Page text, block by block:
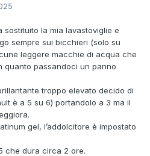
sostituito la mia lavastoviglie e
sempre sui bicchieri (solo su
leggere macchie di acqua che
passandoci un panno
troppo elevato decido di
è a 5 su 6) portandolo a 3 ma il
gel, l’addolcitore è impostato
che dura circa 2 ore.